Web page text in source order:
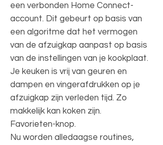
een verbonden Home Connect-
account. Dit gebeurt op basis van
een algoritme dat het vermogen
van de afzuigkap aanpast op basis
van de instellingen van je kookplaat.
Je keuken is vrij van geuren en
dampen en vingerafdrukken op je
afzuigkap zijn verleden tijd. Zo
makkelijk kan koken zijn.
Favorieten-knop.
Nu worden alledaagse routines,